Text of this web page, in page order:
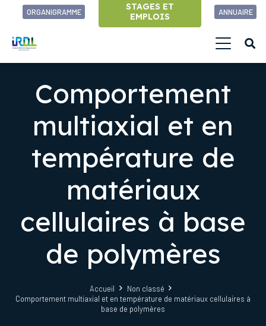
ORGANIGRAMME
STAGES ET
EMPLOIS
ANNUAIRE
Comportement
multiaxial et en
température de
matériaux
cellulaires à base
de polymères
Accueil
Non classé
Comportement multiaxial et en température de matériaux cellulaires à
base de polymères